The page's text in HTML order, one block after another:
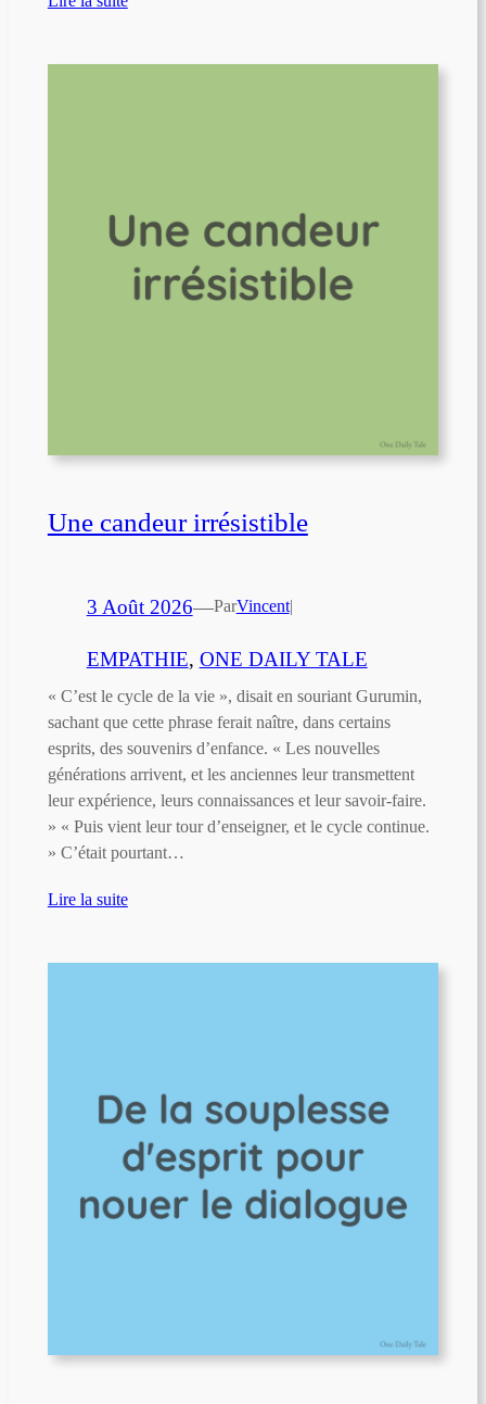
Une candeur irrésistible
3 Août 2026—ParVincent|
EMPATHIE, ONE DAILY TALE
« C’est le cycle de la vie », disait en souriant Gurumin,
sachant que cette phrase ferait naître, dans certains
esprits, des souvenirs d’enfance. « Les nouvelles
générations arrivent, et les anciennes leur transmettent
leur expérience, leurs connaissances et leur savoir-faire.
» « Puis vient leur tour d’enseigner, et le cycle continue.
» C’était pourtant…
Lire la suite